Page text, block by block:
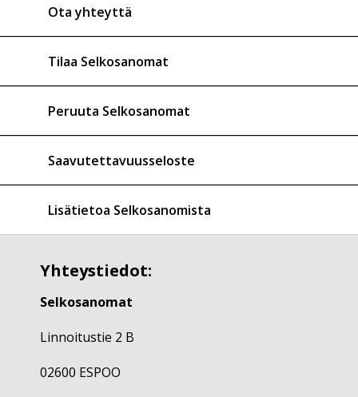
Ota yhteyttä
Tilaa Selkosanomat
Peruuta Selkosanomat
Saavutettavuusseloste
Lisätietoa Selkosanomista
Yhteystiedot:
Selkosanomat
Linnoitustie 2 B
02600 ESPOO